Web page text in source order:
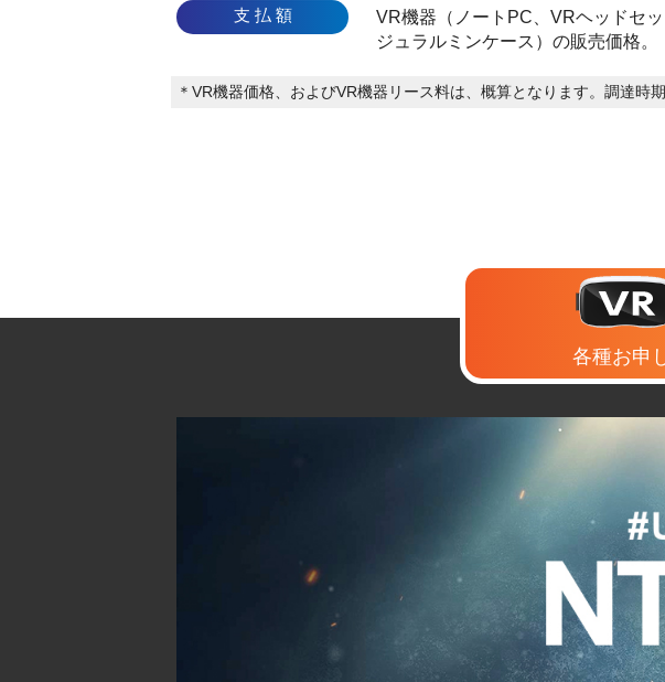
支 払 額
VR機器（ノートPC、VRヘッドセッ
ジュラルミンケース）の販売価格。
＊VR機器価格、およびVR機器リース料は、概算となります。調達時
各種お申